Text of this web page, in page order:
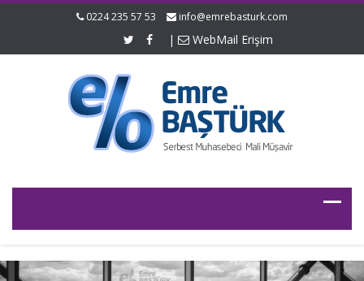
0224 235 57 53 info@emrebasturk.com
| WebMail Erişim